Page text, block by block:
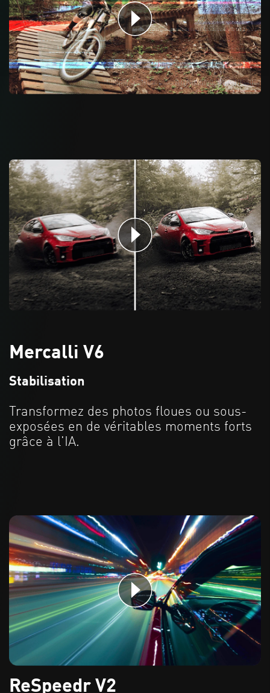
Mercalli V6
Stabilisation
Transformez des photos floues ou sous-
exposées en de véritables moments forts
grâce à l'IA.
ReSpeedr V2